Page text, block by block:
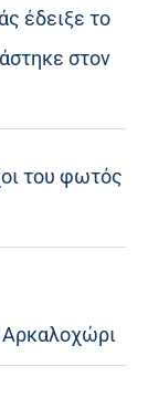
έδειξε το
στον
του φωτός